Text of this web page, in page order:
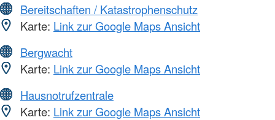
Bereitschaften / Katastrophenschutz
Karte: Link zur Google Maps Ansicht
Bergwacht
Karte: Link zur Google Maps Ansicht
Hausnotrufzentrale
Karte: Link zur Google Maps Ansicht